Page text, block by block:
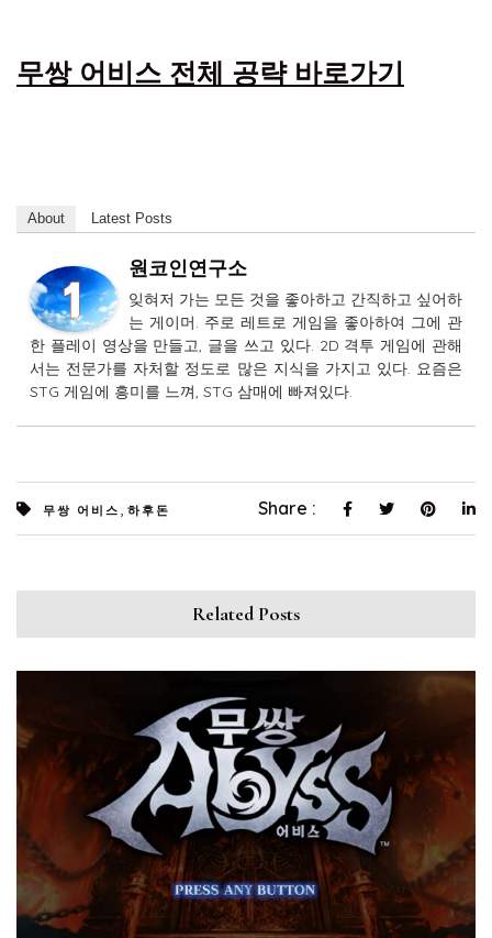
무쌍 어비스 전체 공략 바로가기
About Latest Posts
원코인연구소
잊혀저 가는 모든 것을 좋아하고 간직하고 싶어하
는 게이머. 주로 레트로 게임을 좋아하여 그에 관
한 플레이 영상을 만들고, 글을 쓰고 있다. 2D 격투 게임에 관해
서는 전문가를 자처할 정도로 많은 지식을 가지고 있다. 요즘은
STG 게임에 흥미를 느껴, STG 삼매에 빠져있다.
무쌍 어비스 하후돈 Share :
Related Posts